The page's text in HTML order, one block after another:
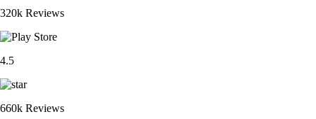
320k Reviews
4.5
660k Reviews